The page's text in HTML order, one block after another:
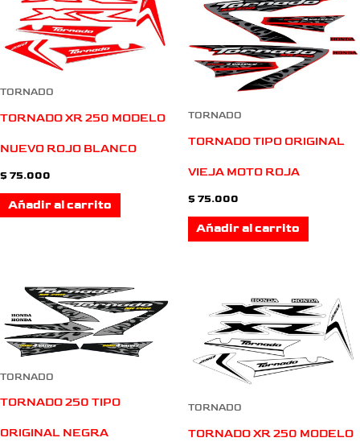
TORNADO
TORNADO XR 250 MODELO
NUEVO ROJO BLANCO
$ 75.000
Añadir al carrito
TORNADO
TORNADO TIPO ORIGINAL
VIEJA MOTO ROJA
$ 75.000
Añadir al carrito
TORNADO
TORNADO 250 TIPO
ORIGINAL NEGRA
TORNADO
TORNADO XR 250 MODELO